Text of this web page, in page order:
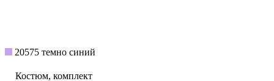
20575 темно синий
Костюм, комплект